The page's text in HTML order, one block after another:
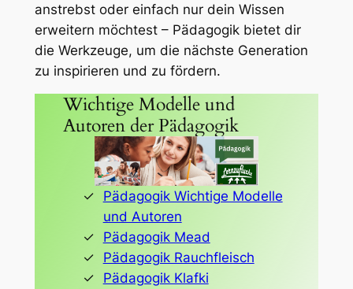
anstrebst oder einfach nur dein Wissen
erweitern möchtest – Pädagogik bietet dir
die Werkzeuge, um die nächste Generation
zu inspirieren und zu fördern.
Wichtige Modelle und
Autoren der Pädagogik
Pädagogik Wichtige Modelle
und Autoren
Pädagogik Mead
Pädagogik Rauchfleisch
Pädagogik Klafki